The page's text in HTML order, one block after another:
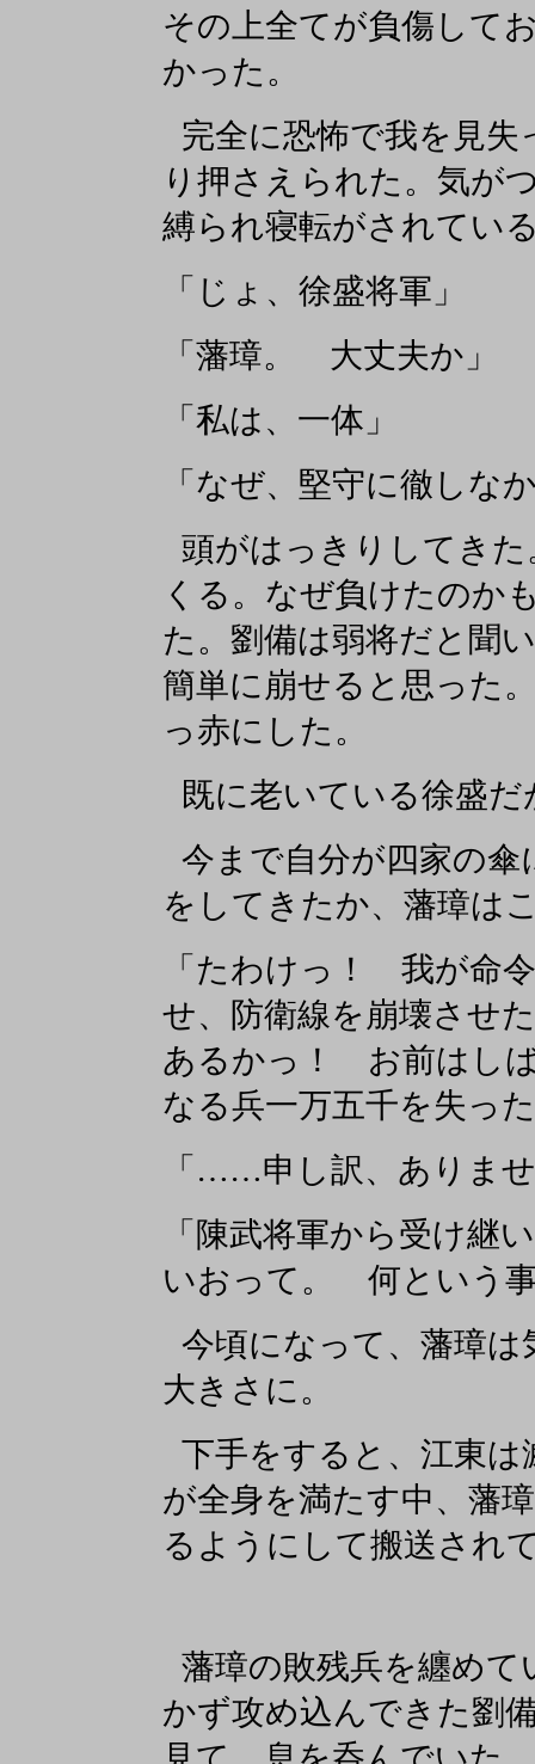
その上全てが負傷して
かった。
完全に恐怖で我を見
り押さえられた。気が
縛られ寝転がされてい
「じょ、徐盛将軍」
「藩璋。 大丈夫か」
「私は、一体」
「なぜ、堅守に徹しな
頭がはっきりしてき
くる。なぜ負けたのか
た。劉備は弱将だと聞
簡単に崩せると思った
っ赤にした。
既に老いている徐盛
今まで自分が四家の
をしてきたか、藩璋は
「たわけっ！ 我が命
せ、防衛線を崩壊させ
あるかっ！ お前はし
なる兵一万五千を失っ
「……申し訳、ありま
「陳武将軍から受け継
いおって。 何という
今頃になって、藩璋
大きさに。
下手をすると、江東
が全身を満たす中、藩
るようにして搬送され
藩璋の敗残兵を纏め
かず攻め込んできた劉